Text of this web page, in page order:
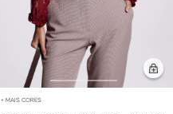
+ MAIS CORES